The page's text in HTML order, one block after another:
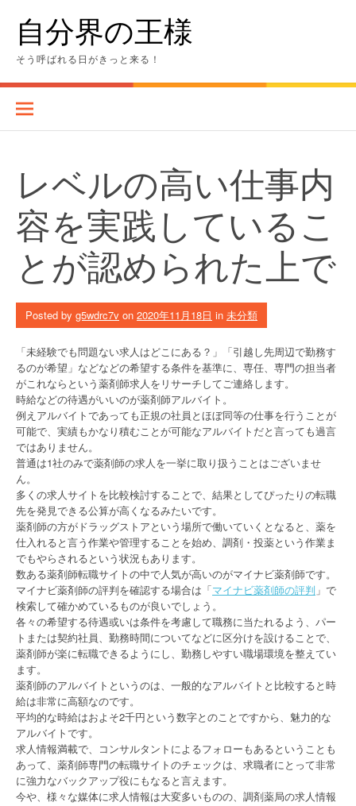
content自分界の王様
そう呼ばれる日がきっと来る！
レベルの高い仕事内
容を実践しているこ
とが認められた上で
Posted by g5wdrc7v on 2020年11月18日 in 未分類
「未経験でも問題ない求人はどこにある？」「引越し先周辺で勤務す
るのが希望」などなどの希望する条件を基準に、専任、専門の担当者
がこれならという薬剤師求人をリサーチしてご連絡します。
時給などの待遇がいいのが薬剤師アルバイト。
例えアルバイトであっても正規の社員とほぼ同等の仕事を行うことが
可能で、実績もかなり積むことが可能なアルバイトだと言っても過言
ではありません。
普通は1社のみで薬剤師の求人を一挙に取り扱うことはございませ
ん。
多くの求人サイトを比較検討することで、結果としてぴったりの転職
先を発見できる公算が高くなるみたいです。
薬剤師の方がドラッグストアという場所で働いていくとなると、薬を
仕入れると言う作業や管理することを始め、調剤・投薬という作業ま
でもやらされるという状況もあります。
数ある薬剤師転職サイトの中で人気が高いのがマイナビ薬剤師です。
マイナビ薬剤師の評判を確認する場合は「マイナビ薬剤師の評判 」で
検索して確かめているものが良いでしょう。
各々の希望する待遇或いは条件を考慮して職務に当たれるよう、パー
トまたは契約社員、勤務時間についてなどに区分けを設けることで、
薬剤師が楽に転職できるようにし、勤務しやすい職場環境を整えてい
ます。
薬剤師のアルバイトというのは、一般的なアルバイトと比較すると時
給は非常に高額なのです。
平均的な時給はおよそ2千円という数字とのことですから、魅力的な
アルバイトです。
求人情報満載で、コンサルタントによるフォローもあるということも
あって、薬剤師専門の転職サイトのチェックは、求職者にとって非常
に強力なバックアップ役にもなると言えます。
今や、様々な媒体に求人情報は大変多いものの、調剤薬局の求人情報